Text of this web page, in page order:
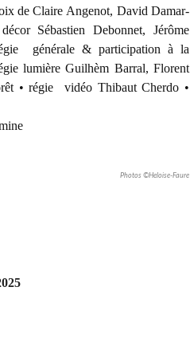
de Claire Angenot, David Damar-
Sébastien Debonnet, Jérôme
générale & participation à la
lumière Guilhèm Barral, Florent
• régie vidéo Thibaut Cherdo •
Photos ©Heloise-Faure